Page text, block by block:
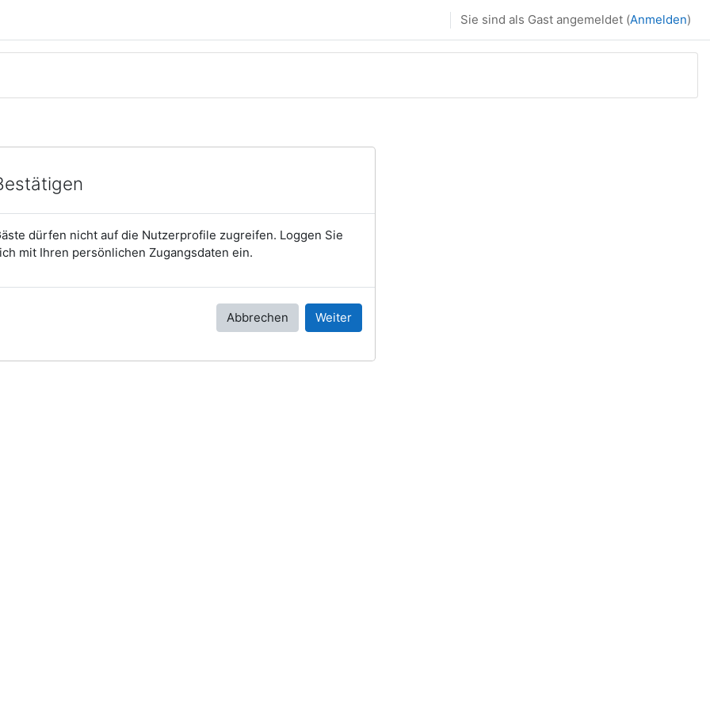
Sie sind als Gast angemeldet (Anmelden)
dürfen nicht auf die Nutzerprofile zugreifen. Loggen Sie
mit Ihren persönlichen Zugangsdaten ein.
Abbrechen Weiter